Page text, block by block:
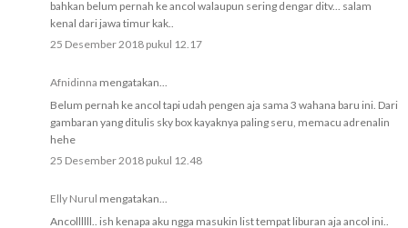
bahkan belum pernah ke ancol walaupun sering dengar ditv... salam
kenal dari jawa timur kak..
25 Desember 2018 pukul 12.17
Afnidinna mengatakan...
Belum pernah ke ancol tapi udah pengen aja sama 3 wahana baru ini. Dari
gambaran yang ditulis sky box kayaknya paling seru, memacu adrenalin
hehe
25 Desember 2018 pukul 12.48
Elly Nurul mengatakan...
Ancollllll.. ish kenapa aku ngga masukin list tempat liburan aja ancol ini..